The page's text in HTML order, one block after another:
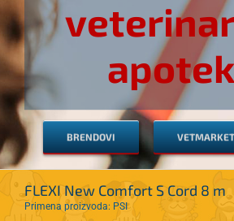
BRENDOVI
FLEXI New Comfort S Cord 8 m
Primena proizvoda: PSI